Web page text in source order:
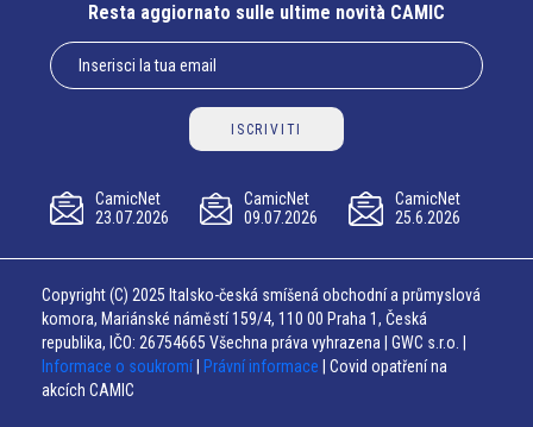
Resta aggiornato sulle ultime novità CAMIC
ISCRIVITI
CamicNet
23.07.2026
CamicNet
09.07.2026
CamicNet
25.6.2026
Copyright (C) 2025 Italsko-česká smíšená obchodní a průmyslová
komora, Mariánské náměstí 159/4, 110 00 Praha 1, Česká
republika, IČO: 26754665 Všechna práva vyhrazena | GWC s.r.o. |
Informace o soukromí
Právní informace | Covid opatření na
akcích CAMIC